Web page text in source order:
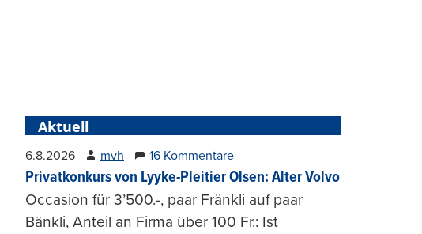
Aktuell
6.8.2026 mvh 16 Kommentare
Privatkonkurs von Lyyke-Pleitier Olsen: Alter Volvo
Occasion für 3’500.-, paar Fränkli auf paar
Bänkli, Anteil an Firma über 100 Fr.: Ist